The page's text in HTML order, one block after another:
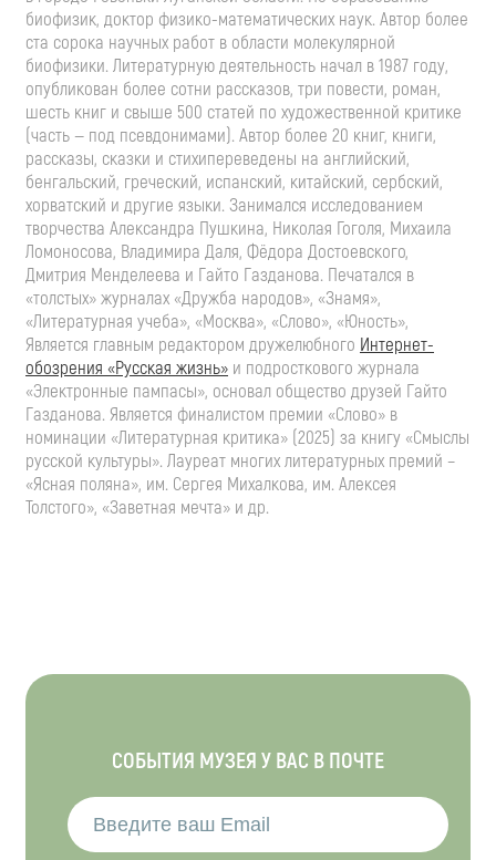
биофизик, доктор физико-математических наук. Автор более
ста сорока научных работ в области молекулярной
биофизики. Литературную деятельность начал в 1987 году,
опубликован более сотни рассказов, три повести, роман,
шесть книг и свыше 500 статей по художественной критике
(часть — под псевдонимами). Автор более 20 книг, книги,
рассказы, сказки и стихипереведены на английский,
бенгальский, греческий, испанский, китайский, сербский,
хорватский и другие языки. Занимался исследованием
творчества Александра Пушкина, Николая Гоголя, Михаила
Ломоносова, Владимира Даля, Фёдора Достоевского,
Дмитрия Менделеева и Гайто Газданова. Печатался в
«толстых» журналах «Дружба народов», «Знамя»,
«Литературная учеба», «Москва», «Слово», «Юность»,
Является главным редактором дружелюбного Интернет-
обозрения «Русская жизнь» и подросткового журнала
«Электронные пампасы», основал общество друзей Гайто
Газданова. Является финалистом премии «Слово» в
номинации «Литературная критика» (2025) за книгу «Смыслы
русской культуры». Лауреат многих литературных премий –
«Ясная поляна», им. Сергея Михалкова, им. Алексея
Толстого», «Заветная мечта» и др.
СОБЫТИЯ МУЗЕЯ У ВАС В ПОЧТЕ